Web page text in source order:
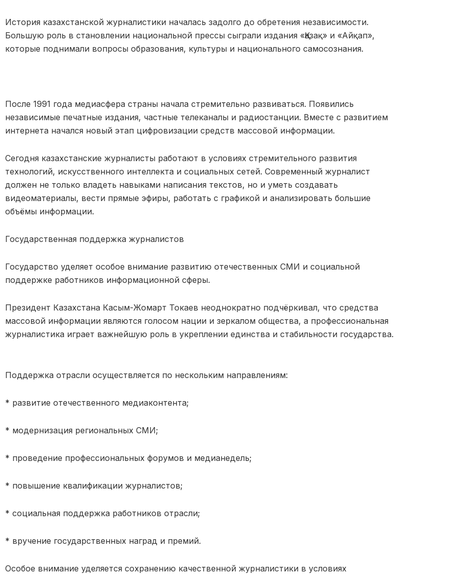
История казахстанской журналистики началась задолго до обретения независимости.
Большую роль в становлении национальной прессы сыграли издания «Қазақ» и «Айқап»,
которые поднимали вопросы образования, культуры и национального самосознания.
После 1991 года медиасфера страны начала стремительно развиваться. Появились
независимые печатные издания, частные телеканалы и радиостанции. Вместе с развитием
интернета начался новый этап цифровизации средств массовой информации.
Сегодня казахстанские журналисты работают в условиях стремительного развития
технологий, искусственного интеллекта и социальных сетей. Современный журналист
должен не только владеть навыками написания текстов, но и уметь создавать
видеоматериалы, вести прямые эфиры, работать с графикой и анализировать большие
объёмы информации.
Государственная поддержка журналистов
Государство уделяет особое внимание развитию отечественных СМИ и социальной
поддержке работников информационной сферы.
Президент Казахстана Касым-Жомарт Токаев неоднократно подчёркивал, что средства
массовой информации являются голосом нации и зеркалом общества, а профессиональная
журналистика играет важнейшую роль в укреплении единства и стабильности государства.
Поддержка отрасли осуществляется по нескольким направлениям:
* развитие отечественного медиаконтента;
* модернизация региональных СМИ;
* проведение профессиональных форумов и медианедель;
* повышение квалификации журналистов;
* социальная поддержка работников отрасли;
* вручение государственных наград и премий.
Особое внимание уделяется сохранению качественной журналистики в условиях